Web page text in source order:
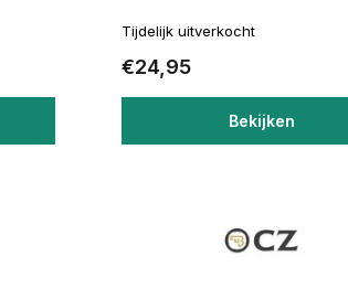
Tijdelijk uitverkocht
€24,95
Bekijken